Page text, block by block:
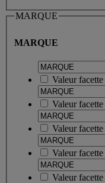
MARQUE
MARQUE
Valeur facette
Valeur facette
Valeur facette
Valeur facette
Valeur facette